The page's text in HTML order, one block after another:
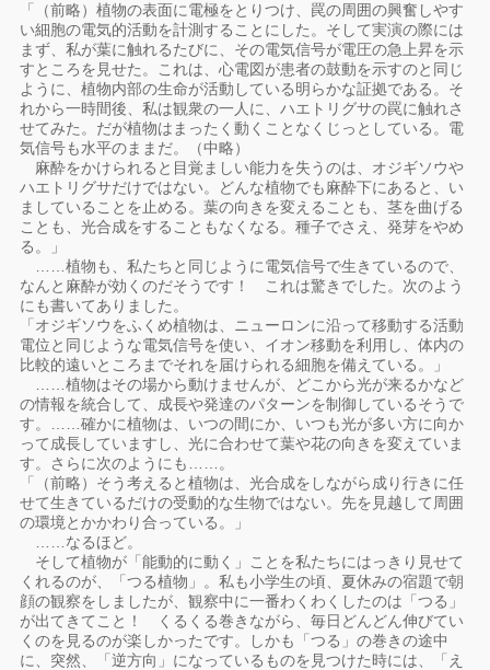
「（前略）植物の表面に電極をとりつけ、罠の周囲の興奮しやす
い細胞の電気的活動を計測することにした。そして実演の際には
まず、私が葉に触れるたびに、その電気信号が電圧の急上昇を示
すところを見せた。これは、心電図が患者の鼓動を示すのと同じ
ように、植物内部の生命が活動している明らかな証拠である。そ
れから一時間後、私は観衆の一人に、ハエトリグサの罠に触れさ
せてみた。だが植物はまったく動くことなくじっとしている。電
気信号も水平のままだ。（中略）
麻酔をかけられると目覚ましい能力を失うのは、オジギソウや
ハエトリグサだけではない。どんな植物でも麻酔下にあると、い
ましていることを止める。葉の向きを変えることも、茎を曲げる
ことも、光合成をすることもなくなる。種子でさえ、発芽をやめ
る。」
……植物も、私たちと同じように電気信号で生きているので、
なんと麻酔が効くのだそうです！ これは驚きでした。次のよう
にも書いてありました。
「オジギソウをふくめ植物は、ニューロンに沿って移動する活動
電位と同じような電気信号を使い、イオン移動を利用し、体内の
比較的遠いところまでそれを届けられる細胞を備えている。」
……植物はその場から動けませんが、どこから光が来るかなど
の情報を統合して、成長や発達のパターンを制御しているそうで
す。……確かに植物は、いつの間にか、いつも光が多い方に向か
って成長していますし、光に合わせて葉や花の向きを変えていま
す。さらに次のようにも……。
「（前略）そう考えると植物は、光合成をしながら成り行きに任
せて生きているだけの受動的な生物ではない。先を見越して周囲
の環境とかかわり合っている。」
……なるほど。
そして植物が「能動的に動く」ことを私たちにはっきり見せて
くれるのが、「つる植物」。私も小学生の頃、夏休みの宿題で朝
顔の観察をしましたが、観察中に一番わくわくしたのは「つる」
が出てきてこと！ くるくる巻きながら、毎日どんどん伸びてい
くのを見るのが楽しかったです。しかも「つる」の巻きの途中
に、突然、「逆方向」になっているものを見つけた時には、「え